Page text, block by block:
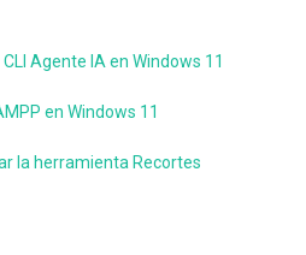
Agente IA en Windows 11
en Windows 11
la herramienta Recortes